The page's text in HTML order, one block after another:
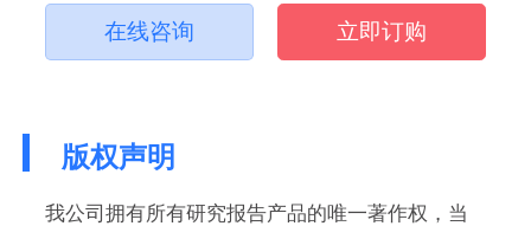
在线咨询 立即订购
版权声明
我公司拥有所有研究报告产品的唯一著作权，当